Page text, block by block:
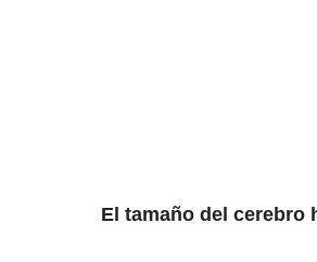
El tamaño del cerebro